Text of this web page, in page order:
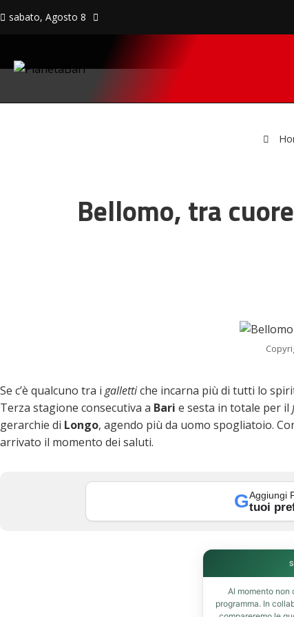
sabato, Agosto 8
Bellomo, tra
Se c’è qualcuno tra i gallettiche incarna più di tutti lo
Terza stagione consecutiva a Bari e sesta in totale per il
gerarchie di Longo, agendo più da uomo spogliatoio.
arrivato il momento dei saluti.
GAggiungi
tuoi
Al momento non
programma. In